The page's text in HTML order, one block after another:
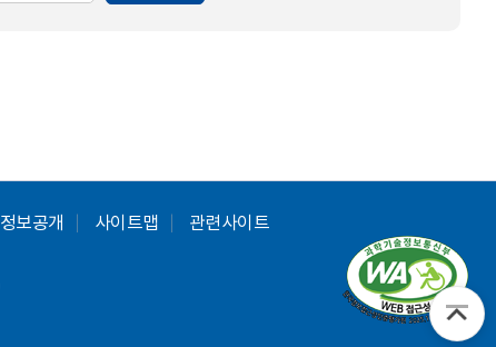
정보공개 사이트맵 관련사이트